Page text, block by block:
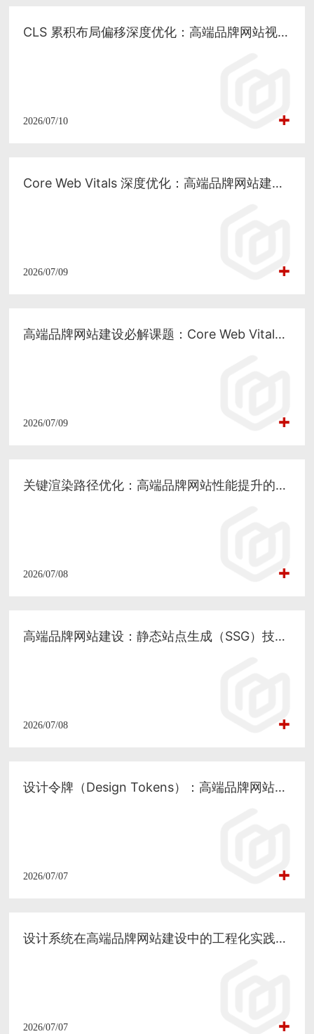
CLS 累积布局偏移深度优化：高端品牌网站视觉稳定性的工程化方案
2026/07/10
Core Web Vitals 深度优化：高端品牌网站建设中性能与质感的平衡之道
2026/07/09
高端品牌网站建设必解课题：Core Web Vitals 核心指标深度优化与落地实践
2026/07/09
关键渲染路径优化：高端品牌网站性能提升的核心技术路径
2026/07/08
高端品牌网站建设：静态站点生成（SSG）技术的性能红利与 SEO 落地实践
2026/07/08
设计令牌（Design Tokens）：高端品牌网站建设中实现视觉一致性的核心技术方案
2026/07/07
设计系统在高端品牌网站建设中的工程化实践：构建品牌一致性的数字体验体系
2026/07/07